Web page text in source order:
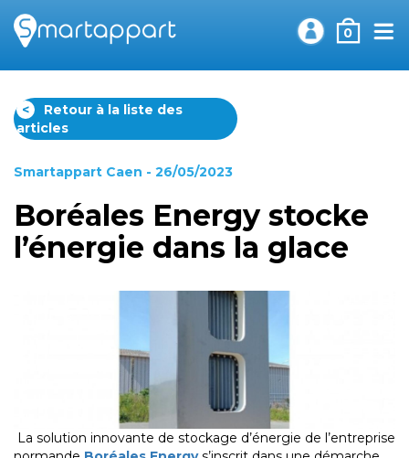
0
<
Retour à la liste des
articles
Smartappart Caen - 26/05/2023
Boréales Energy stocke
l’énergie dans la glace
La solution innovante de stockage d’énergie de l’entreprise